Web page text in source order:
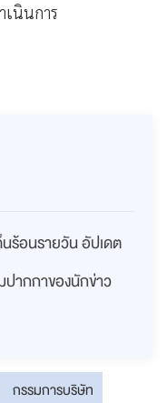
นินการ
ร้อนรายวัน อัปเดต
ปากกาของนักข่าว
กรรมการบริษัท